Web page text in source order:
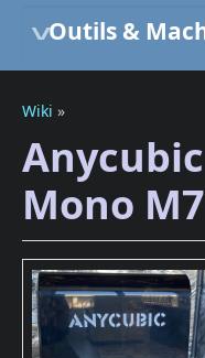
Outils &
Wiki »
Mono M7